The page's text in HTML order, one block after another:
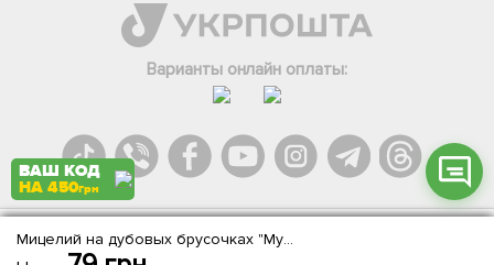
Мицелий на дубовых брусочках "Муэр (Иудино ухо)" 10шт
Варианты онлайн оплаты:
Agromarket.Copyright © 2013-2026. Все права защищены
Інстаграм
Онлайн чат
ВАШ КОД
НА 450грн